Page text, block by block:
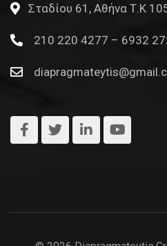
Σταδίου 61, Αθήνα Τ.Κ
210 220 4277 – 6932